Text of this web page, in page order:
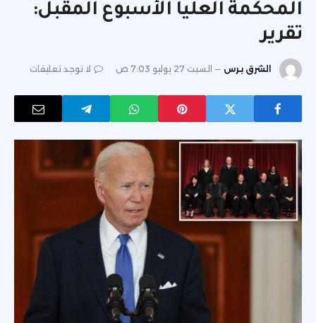
المحكمة العليا الأسبوع المقبل:
تقرير
الشرق برس السبت 27 يوليو 7:03 ص لا توجد تعليقات